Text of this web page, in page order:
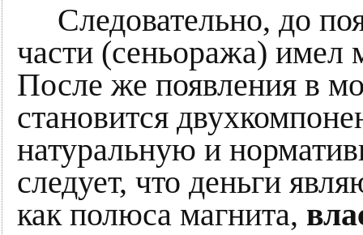
Следовательно, до
части (сеньоража) имел
После же появления в
становится
натуральную и
следует, что деньги
как полюса магнита,